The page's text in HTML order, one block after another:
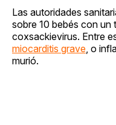
Las autoridades
sobre 10 bebés con un
coxsackievirus. Entre
miocarditis grave , o
murió.